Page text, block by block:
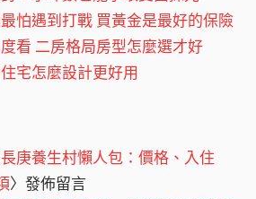
怕遇到打戰 買黃金是最好的保險
看 二房格局房型怎麼選才好
宅怎麼設計更好用
長庚養生村懶人包：價格、入住
〉發佈留言